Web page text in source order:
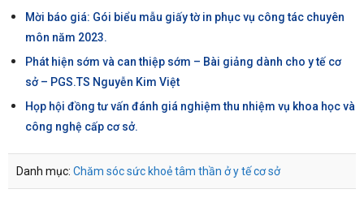
Mời báo giá: Gói biểu mẫu giấy tờ in phục vụ công tác chuyên
môn năm 2023.
Phát hiện sớm và can thiệp sớm – Bài giảng dành cho y tế cơ
sở – PGS.TS Nguyễn Kim Việt
Họp hội đồng tư vấn đánh giá nghiệm thu nhiệm vụ khoa học và
công nghệ cấp cơ sở.
Danh mục: Chăm sóc sức khoẻ tâm thần ở y tế cơ sở